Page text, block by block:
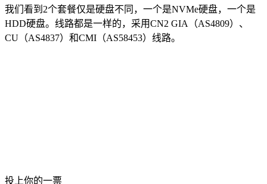
我们看到2个套餐仅是硬盘不同，一个是NVMe硬盘，一个是
HDD硬盘。线路都是一样的，采用CN2 GIA（AS4809）、
CU（AS4837）和CMI（AS58453）线路。
投上你的一票